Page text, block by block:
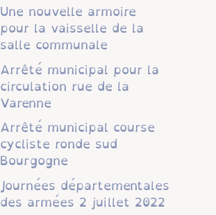
Une nouvelle armoire
pour la vaisselle de la
salle communale
Arrêté municipal pour la
circulation rue de la
Varenne
Arrêté municipal course
cycliste ronde sud
Bourgogne
Journées départementales
des armées 2 juillet 2022